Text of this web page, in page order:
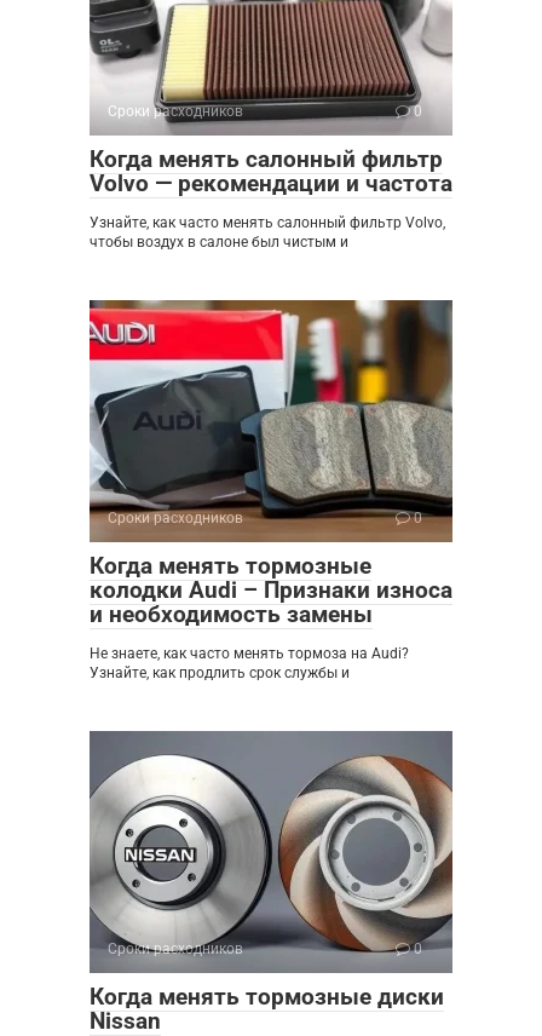
Сроки расходников 0
Когда менять салонный фильтр
Volvo — рекомендации и частота
Узнайте, как часто менять салонный фильтр Volvo,
чтобы воздух в салоне был чистым и
Сроки расходников 0
Когда менять тормозные
колодки Audi – Признаки износа
и необходимость замены
Не знаете, как часто менять тормоза на Audi?
Узнайте, как продлить срок службы и
Сроки расходников 0
Когда менять тормозные диски
Nissan